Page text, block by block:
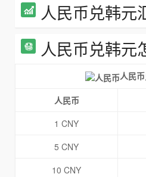
人民币兑韩元
人民币兑韩元
人民
人民币
1 CNY
5 CNY
10 CNY